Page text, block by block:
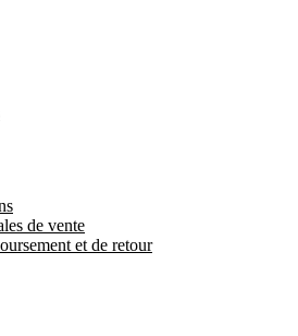
de vente
et de retour